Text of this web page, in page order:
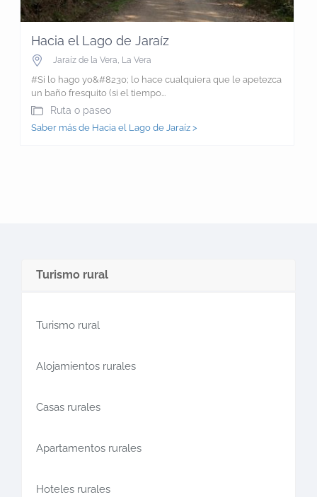
Hacia el Lago de Jaraíz
Jaraíz de la Vera, La Vera
#Si lo hago yo&#8230; lo hace cualquiera que le apetezca
un baño fresquito (si el tiempo...
Ruta o paseo
Saber más de Hacia el Lago de Jaraíz >
Turismo rural
Turismo rural
Alojamientos rurales
Casas rurales
Apartamentos rurales
Hoteles rurales